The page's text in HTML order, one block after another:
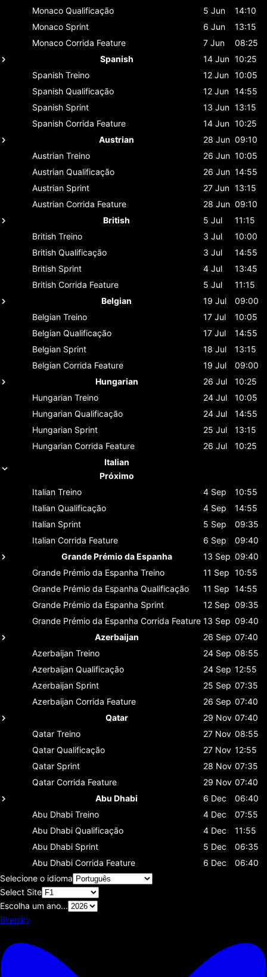
Monaco Qualificação 5 Jun
14:10
Monaco Sprint 6 Jun
13:15
Monaco Corrida Feature 7 Jun
08:25
Spanish
14 Jun 10:25
Spanish Treino 12 Jun 10:05
Spanish Qualificação 12 Jun 14:55
Spanish Sprint 13 Jun 13:15
Spanish Corrida Feature 14 Jun 10:25
Austrian
28 Jun 09:10
Austrian Treino 26 Jun 10:05
Austrian Qualificação 26 Jun 14:55
Austrian Sprint 27 Jun 13:15
Austrian Corrida Feature 28 Jun 09:10
British
5 Jul
11:15
British Treino 3 Jul
10:00
British Qualificação 3 Jul
14:55
British Sprint 4 Jul
13:45
British Corrida Feature 5 Jul
11:15
Belgian
19 Jul
09:00
Belgian Treino 17 Jul
10:05
Belgian Qualificação 17 Jul
14:55
Belgian Sprint 18 Jul
13:15
Belgian Corrida Feature 19 Jul
09:00
Hungarian
26 Jul
10:25
Hungarian Treino 24 Jul
10:05
Hungarian Qualificação 24 Jul
14:55
Hungarian Sprint 25 Jul
13:15
Hungarian Corrida Feature 26 Jul
10:25
Italian
Próximo
Italian Treino 4 Sep
10:55
Italian Qualificação 4 Sep
14:55
Italian Sprint 5 Sep
09:35
Italian Corrida Feature 6 Sep
09:40
Grande Prémio da Espanha
13 Sep 09:40
Grande Prémio da Espanha Treino 11 Sep 10:55
Grande Prémio da Espanha Qualificação 11 Sep 14:55
Grande Prémio da Espanha Sprint 12 Sep 09:35
Grande Prémio da Espanha Corrida Feature 13 Sep 09:40
Azerbaijan
26 Sep 07:40
Azerbaijan Treino 24 Sep 08:55
Azerbaijan Qualificação 24 Sep 12:55
Azerbaijan Sprint 25 Sep 07:35
Azerbaijan Corrida Feature 26 Sep 07:40
Qatar
29 Nov 07:40
Qatar Treino 27 Nov 08:55
Qatar Qualificação 27 Nov 12:55
Qatar Sprint 28 Nov 07:35
Qatar Corrida Feature 29 Nov 07:40
Abu Dhabi
6 Dec
06:40
Abu Dhabi Treino 4 Dec
07:55
Abu Dhabi Qualificação 4 Dec
11:55
Abu Dhabi Sprint 5 Dec
06:35
Abu Dhabi Corrida Feature 6 Dec
06:40
Selecione o idioma
Select Site
Escolha um ano...
Bluesky